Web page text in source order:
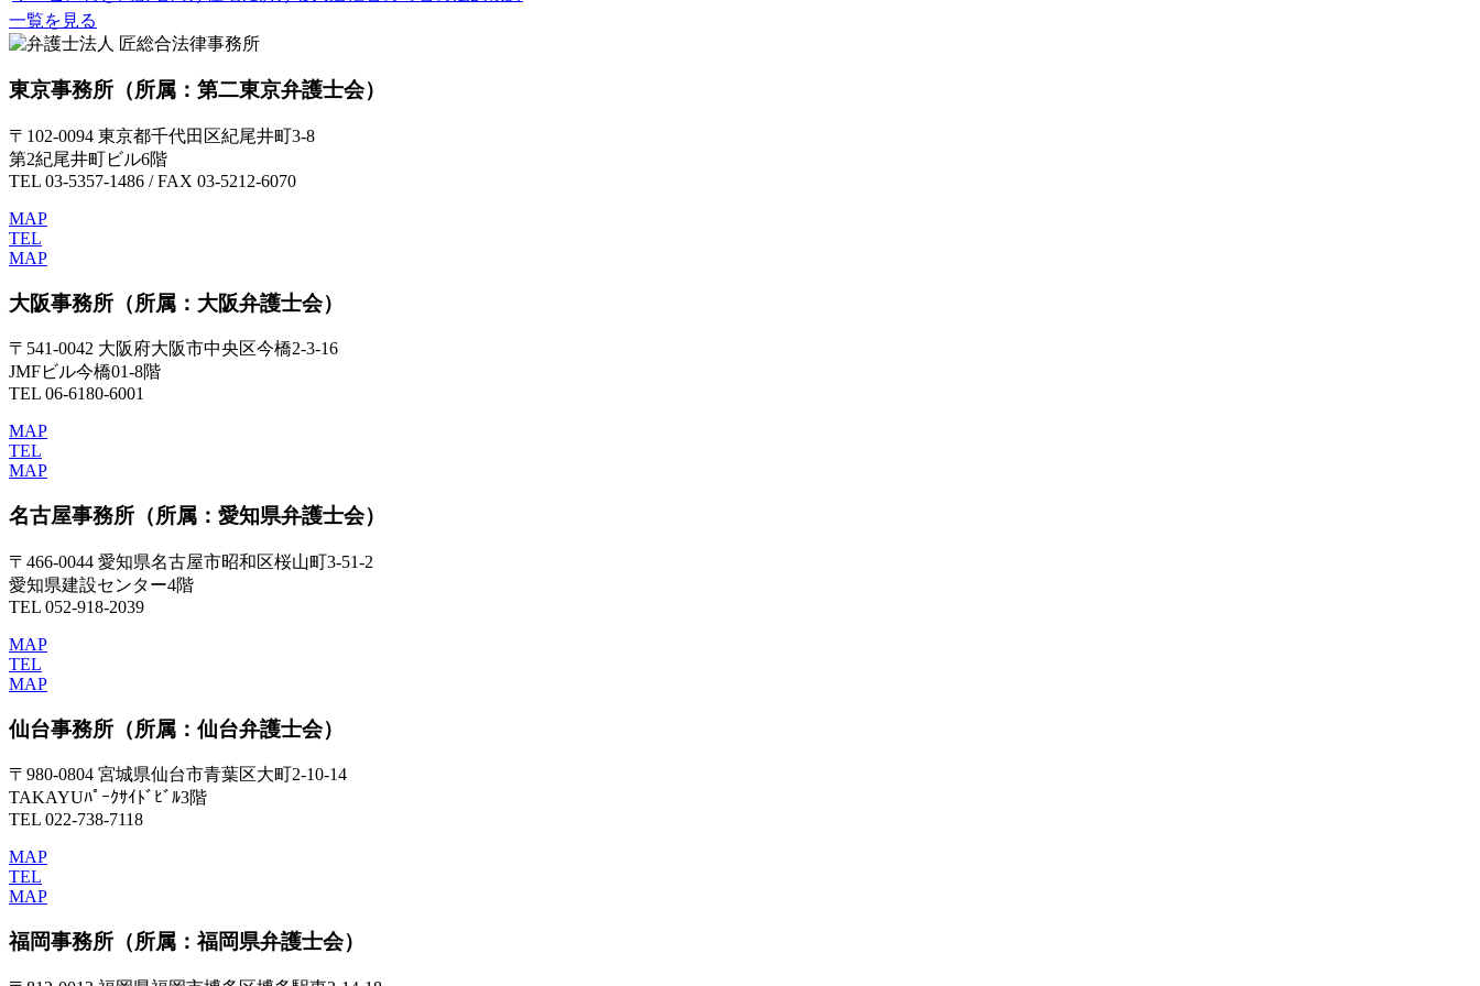
一覧を見る
東京事務所 （所属：第二東京弁護士会）
〒102-0094 東京都千代田区紀尾井町3-8
第2紀尾井町ビル6階
TEL 03-5357-1486 / FAX 03-5212-6070
MAP
TEL
MAP
大阪事務所 （所属：大阪弁護士会）
〒541-0042 大阪府大阪市中央区今橋2-3-16
JMFビル今橋01-8階
TEL 06-6180-6001
MAP
TEL
MAP
名古屋事務所 （所属：愛知県弁護士会）
〒466-0044 愛知県名古屋市昭和区桜山町3-51-2
愛知県建設センター4階
TEL 052-918-2039
MAP
TEL
MAP
仙台事務所 （所属：仙台弁護士会）
〒980-0804 宮城県仙台市青葉区大町2-10-14
TAKAYUﾊﾟｰｸｻｲﾄﾞﾋﾞﾙ3階
TEL 022-738-7118
MAP
TEL
MAP
福岡事務所 （所属：福岡県弁護士会）